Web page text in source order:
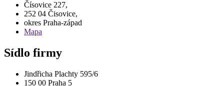
Čísovice 227,
252 04 Čisovice,
okres Praha-západ
Mapa
Sídlo firmy
Jindřicha Plachty 595/6
150 00 Praha 5